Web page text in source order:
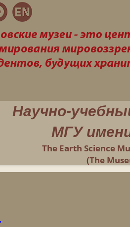
Научно-
МГУ
The Earth Science
(The